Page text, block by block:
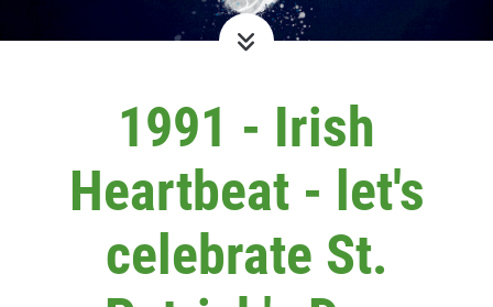
1991 - Irish
Heartbeat - let's
celebrate St.